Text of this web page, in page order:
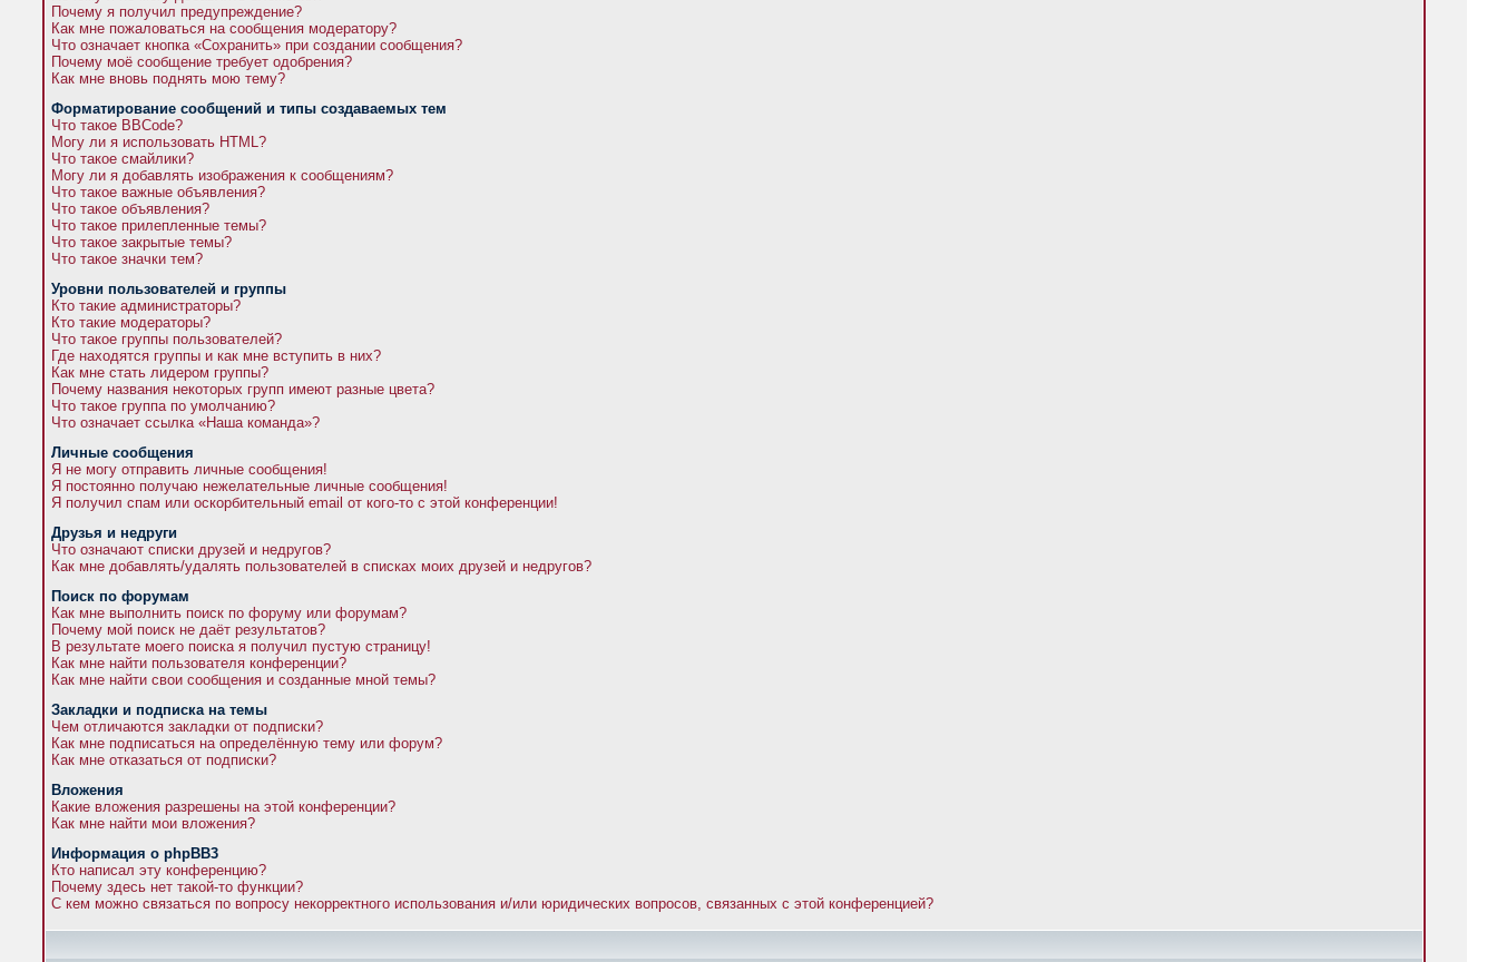
Почему я получил предупреждение?
Как мне пожаловаться на сообщения модератору?
Что означает кнопка «Сохранить» при создании сообщения?
Почему моё сообщение требует одобрения?
Как мне вновь поднять мою тему?
Форматирование сообщений и типы создаваемых тем
Что такое BBCode?
Могу ли я использовать HTML?
Что такое смайлики?
Могу ли я добавлять изображения к сообщениям?
Что такое важные объявления?
Что такое объявления?
Что такое прилепленные темы?
Что такое закрытые темы?
Что такое значки тем?
Уровни пользователей и группы
Кто такие администраторы?
Кто такие модераторы?
Что такое группы пользователей?
Где находятся группы и как мне вступить в них?
Как мне стать лидером группы?
Почему названия некоторых групп имеют разные цвета?
Что такое группа по умолчанию?
Что означает ссылка «Наша команда»?
Личные сообщения
Я не могу отправить личные сообщения!
Я постоянно получаю нежелательные личные сообщения!
Я получил спам или оскорбительный email от кого-то с этой конференции!
Друзья и недруги
Что означают списки друзей и недругов?
Как мне добавлять/удалять пользователей в списках моих друзей и недругов?
Поиск по форумам
Как мне выполнить поиск по форуму или форумам?
Почему мой поиск не даёт результатов?
В результате моего поиска я получил пустую страницу!
Как мне найти пользователя конференции?
Как мне найти свои сообщения и созданные мной темы?
Закладки и подписка на темы
Чем отличаются закладки от подписки?
Как мне подписаться на определённую тему или форум?
Как мне отказаться от подписки?
Вложения
Какие вложения разрешены на этой конференции?
Как мне найти мои вложения?
Информация о phpBB3
Кто написал эту конференцию?
Почему здесь нет такой-то функции?
С кем можно связаться по вопросу некорректного использования и/или юридических вопросов, связанных с этой конференцией?